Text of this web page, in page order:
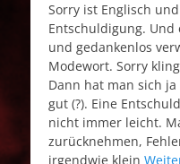
Sorry ist Englisch
Entschuldigung.
und gedankenlos
Modewort. Sorry
Dann hat man sich
gut (?). Eine
nicht immer leicht.
zurücknehmen,
irgendwie klein